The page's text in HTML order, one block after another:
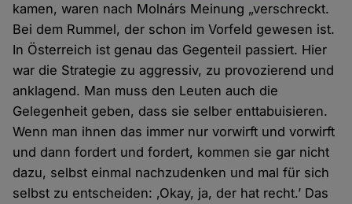
kamen, waren nach Molnárs Meinung „verschreckt.
Bei dem Rummel, der schon im Vorfeld gewesen ist.
In Österreich ist genau das Gegenteil passiert. Hier
war die Strategie zu aggressiv, zu provozierend und
anklagend. Man muss den Leuten auch die
Gelegenheit geben, dass sie selber enttabuisieren.
Wenn man ihnen das immer nur vorwirft und vorwirft
und dann fordert und fordert, kommen sie gar nicht
dazu, selbst einmal nachzudenken und mal für sich
selbst zu entscheiden: ‚Okay, ja, der hat recht.’ Das